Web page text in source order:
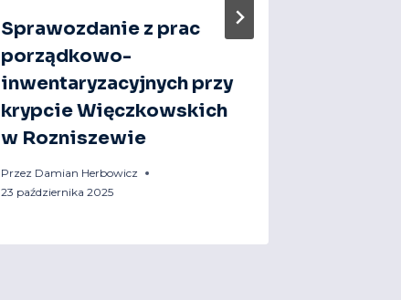
Sprawozdanie z prac
porządkowo-
inwentaryzacyjnych przy
krypcie Więczkowskich
w Rozniszewie
Przez Damian Herbowicz
23 października 2025